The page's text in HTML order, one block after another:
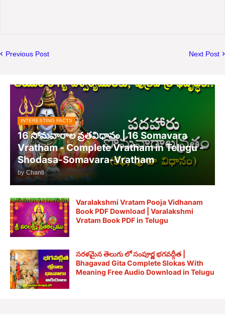
Previous Post Next Post
INTERESTING FACTS
16 సోమవారాల వ్రతవిధానం | 16 Somavara
Vratham - Complete Vratham in Telugu -
Shodasa-Somavara-Vratham
by Chanti
Varalakshmi Vratam Pooja Vidhanam
Book PDF Download | Varalakshmi
Vratam Book PDF in Telugu
సరళమైన తెలుగు లో సంపూర్ణ భగవద్గీత |
Bhagavad Gita Complete Slokas With
Meaning Free Audio Download in Telugu